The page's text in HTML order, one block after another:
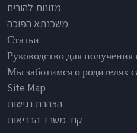
מזונות להורים
משכנתא הפוכה
Статьи
Руководство для
Мы заботимся о родителях
Site Map
הצהרת נגישות
קוד משרד הבריאות